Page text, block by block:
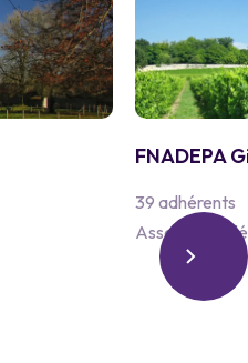
FNADEPA
39 adhérents
Association